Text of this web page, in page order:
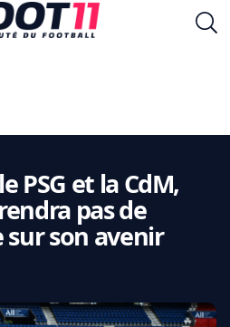
PSG et la CdM,
pas de
son avenir